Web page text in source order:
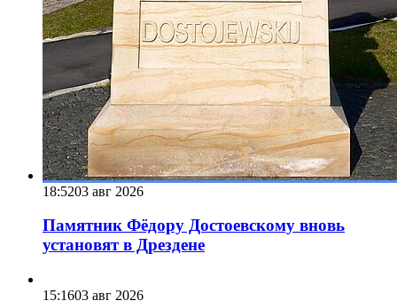
18:5203 авг 2026
Памятник Фёдору Достоевскому вновь
установят в Дрездене
15:1603 авг 2026